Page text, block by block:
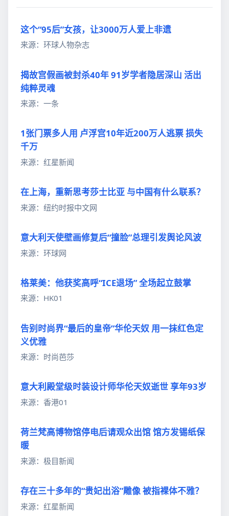
这个“95后”女孩，让3000万人爱上非遗
来源：环球人物杂志
揭故宫假画被封杀40年 91岁学者隐居深山 活出
纯粹灵魂
来源：一条
1张门票多人用 卢浮宫10年近200万人逃票 损失
千万
来源：红星新闻
在上海，重新思考莎士比亚 与中国有什么联系？
来源：纽约时报中文网
意大利天使壁画修复后“撞脸”总理引发舆论风波
来源：环球网
格莱美：他获奖高呼“ICE退场” 全场起立鼓掌
来源：HK01
告别时尚界“最后的皇帝”华伦天奴 用一抹红色定
义优雅
来源：时尚芭莎
意大利殿堂级时装设计师华伦天奴逝世 享年93岁
来源：香港01
荷兰梵高博物馆停电后请观众出馆 馆方发锡纸保
暖
来源：极目新闻
存在三十多年的“贵妃出浴”雕像 被指裸体不雅？
来源：红星新闻